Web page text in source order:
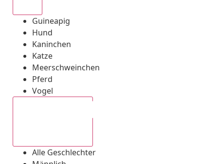
Guineapig
Hund
Kaninchen
Katze
Meerschweinchen
Pferd
Vogel
Alle Geschlechter